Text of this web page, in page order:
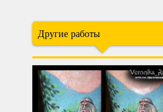
Другие работы